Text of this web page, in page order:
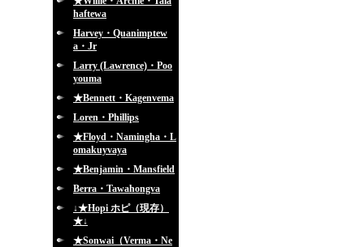
haftewa
Harvey・Quanimptew
a・Jr
Larry (Lawrence)・Poo
youma
★Bennett・Kagenvema
Loren・Phillips
★Floyd・Namingha・L
omakuyvaya
★Benjamin・Mansfield
Berra・Tawahongva
↓★Hopi ホピ（現存）
★↓
★Sonwai（Verma・Ne